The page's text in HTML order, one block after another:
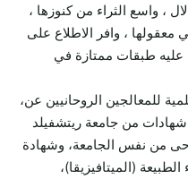
، واسع الثراء من كنوزها ،
معقولها ، وافر الاطلاع على
عليه طبقات ممتازة في
للمعالجين الروحانيين عن،
من جامعة ريتشفيلد
من نفس الجامعة، وشهادة
(الميتافيزيقا)،